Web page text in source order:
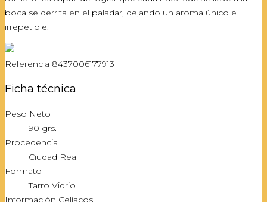
boca se derrita en el paladar, dejando un aroma único e
irrepetible.
Referencia 8437006177913
Ficha técnica
Peso Neto
90 grs.
Procedencia
Ciudad Real
Formato
Tarro Vidrio
Información Celíacos